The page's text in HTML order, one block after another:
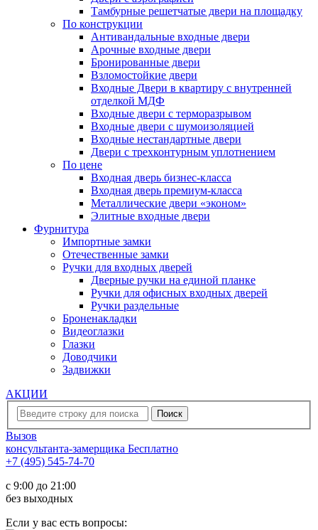
Тамбурные решетчатые двери на площадку
По конструкции
Антивандальные входные двери
Арочные входные двери
Бронированные двери
Взломостойкие двери
Входные Двери в квартиру с внутренней
отделкой МДФ
Входные двери с терморазрывом
Входные двери с шумоизоляцией
Входные нестандартные двери
Двери с трехконтурным уплотнением
По цене
Входная дверь бизнес-класса
Входная дверь премиум-класса
Металлические двери «эконом»
Элитные входные двери
Фурнитура
Импортные замки
Отечественные замки
Ручки для входных дверей
Дверные ручки на единой планке
Ручки для офисных входных дверей
Ручки раздельные
Броненакладки
Видеоглазки
Глазки
Доводчики
Задвижки
АКЦИИ
Вызов
консультанта-замерщика Бесплатно
+7 (495) 545-74-70
c 9:00 до 21:00
без выходных
Если у вас есть вопросы: